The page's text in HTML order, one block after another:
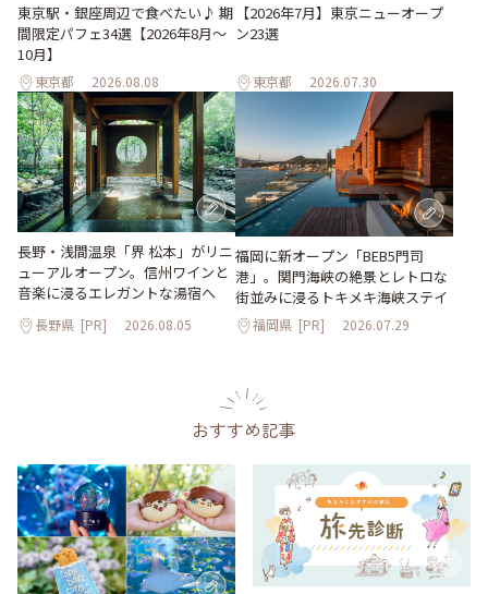
東京駅・銀座周辺で食べたい♪ 期
間限定パフェ34選【2026年8月～
10月】
東京都 2026.08.08
【2026年7月】東京ニューオープ
ン23選
東京都 2026.07.30
長野・浅間温泉「界 松本」がリニ
ューアルオープン。信州ワインと
音楽に浸るエレガントな湯宿へ
長野県 [PR] 2026.08.05
福岡に新オープン「BEB5門司
港」。関門海峡の絶景とレトロな
街並みに浸るトキメキ海峡ステイ
福岡県 [PR] 2026.07.29
おすすめ記事